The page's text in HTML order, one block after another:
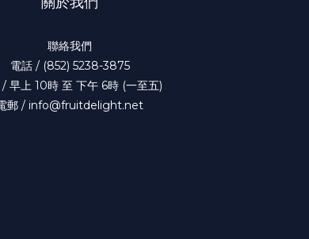
聯絡我們
電話 / (852) 5238-3875
早上 10時 至 下午 6時 (一至五)
郵 / info@fruitdelight.net